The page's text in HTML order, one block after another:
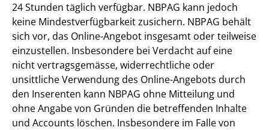
24 Stunden täglich verfügbar. NBPAG kann jedoch
keine Mindestverfügbarkeit zusichern. NBPAG behält
sich vor, das Online-Angebot insgesamt oder teilweise
einzustellen. Insbesondere bei Verdacht auf eine
nicht vertragsgemässe, widerrechtliche oder
unsittliche Verwendung des Online-Angebots durch
den Inserenten kann NBPAG ohne Mitteilung und
ohne Angabe von Gründen die betreffenden Inhalte
und Accounts löschen. Insbesondere im Falle von